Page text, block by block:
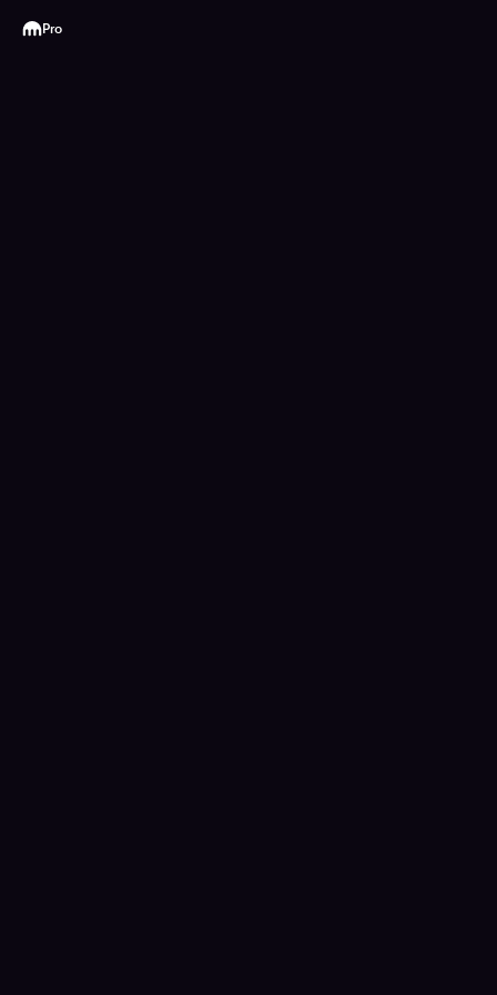
Kraken
Pro